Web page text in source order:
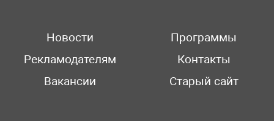
Новости
Программы
Рекламодателям
Контакты
Вакансии
Старый сайт